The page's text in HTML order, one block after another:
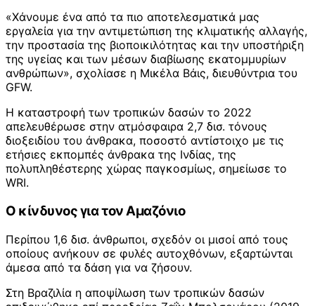
«Χάνουμε ένα από τα πιο αποτελεσματικά μας
εργαλεία για την αντιμετώπιση της κλιματικής αλλαγής,
την προστασία της βιοποικιλότητας και την υποστήριξη
της υγείας και των μέσων διαβίωσης εκατομμυρίων
ανθρώπων», σχολίασε η Μικέλα Βάις, διευθύντρια του
GFW.
Η καταστροφή των τροπικών δασών το 2022
απελευθέρωσε στην ατμόσφαιρα 2,7 δισ. τόνους
διοξειδίου του άνθρακα, ποσοστό αντίστοιχο με τις
ετήσιες εκπομπές άνθρακα της Ινδίας, της
πολυπληθέστερης χώρας παγκοσμίως, σημείωσε το
WRI.
Ο κίνδυνος για τον Αμαζόνιο
Περίπου 1,6 δισ. άνθρωποι, σχεδόν οι μισοί από τους
οποίους ανήκουν σε φυλές αυτοχθόνων, εξαρτώνται
άμεσα από τα δάση για να ζήσουν.
Στη Βραζιλία η αποψίλωση των τροπικών δασών